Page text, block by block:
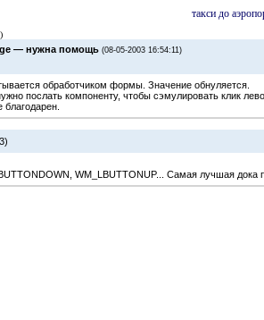
такси до
)
— нужна помощь (08-05-2003 16:54:11)
обработчиком формы. Значение обнуляется.
послать компоненту, чтобы сэмулировать клик
WM_LBUTTONUP... Самая лучшая дока